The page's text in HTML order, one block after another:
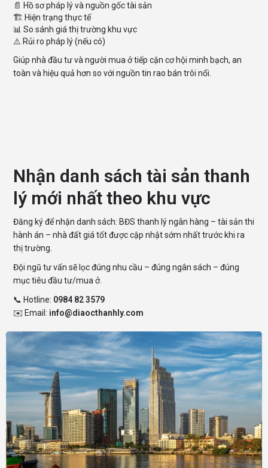
📄 Hồ sơ pháp lý và nguồn gốc tài sản
🏗 Hiện trạng thực tế
📊 So sánh giá thị trường khu vực
⚠️ Rủi ro pháp lý (nếu có)
Giúp nhà đầu tư và người mua ở tiếp cận cơ hội minh bạch, an
toàn và hiệu quả hơn so với nguồn tin rao bán trôi nổi.
Nhận danh sách tài sản thanh
lý mới nhất theo khu vực
Đăng ký để nhận danh sách: BĐS thanh lý ngân hàng – tài sản thi
hành án – nhà đất giá tốt được cập nhật sớm nhất trước khi ra
thị trường.
Đội ngũ tư vấn sẽ lọc đúng nhu cầu – đúng ngân sách – đúng
mục tiêu đầu tư/mua ở.
📞 Hotline: 0984 82 3579
✉️ Email: info@diaocthanhly.com